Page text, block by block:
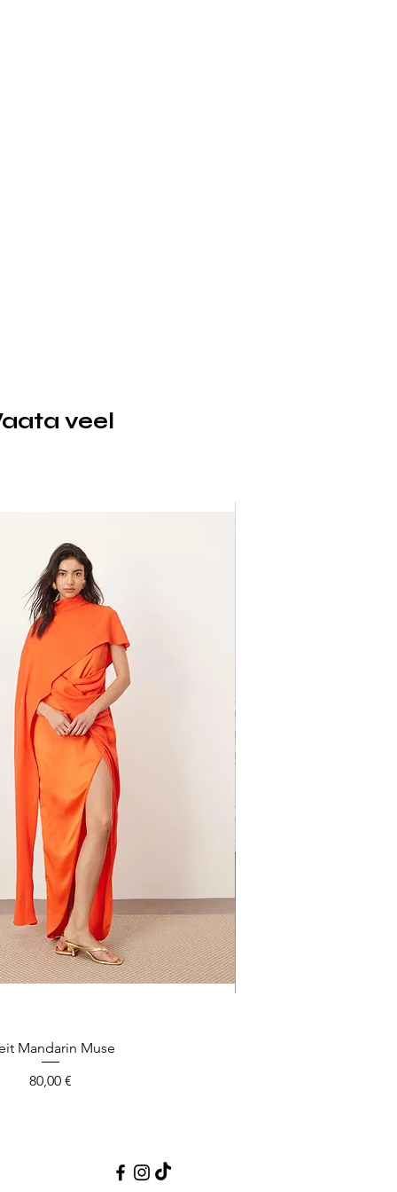
veel
Quick View
Mandarin Muse
Price
80,00 €